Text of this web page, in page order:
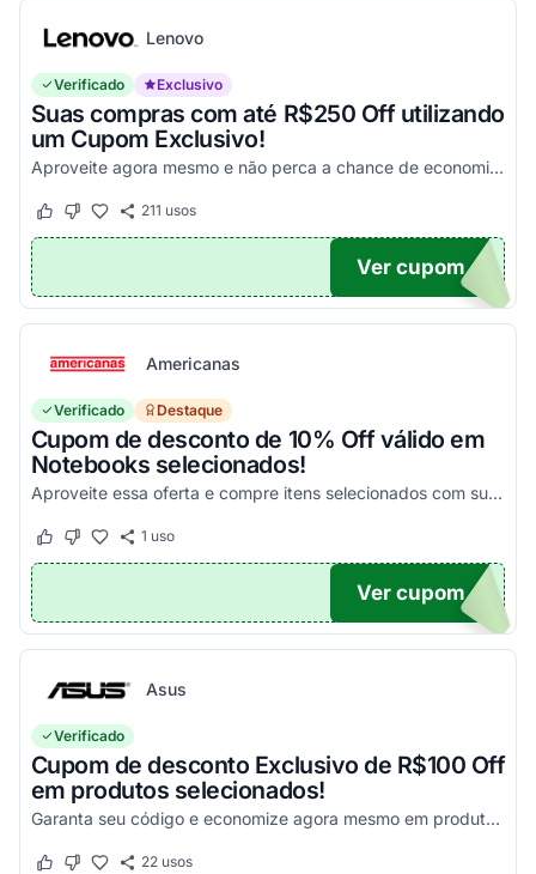
Lenovo
Verificado Exclusivo
Suas compras com até R$250 Off utilizando
um Cupom Exclusivo!
Aproveite agora mesmo e não perca a chance de economizar! 2.000,00 da R$50,00 de desconto R$3.000,00 da R$100,00 de desconto R$4.000,00 da R$150,00 de desconto R$5.000,00 da R$...
Este cupom funcionou
Este cupom não funcionou
211 usos
OM25
Ver cupom
Americanas
Verificado Destaque
Cupom de desconto de 10% Off válido em
Notebooks selecionados!
Aproveite essa oferta e compre itens selecionados com super desconto!
Este cupom funcionou
Este cupom não funcionou
1 uso
10
Ver cupom
Asus
Verificado
Cupom de desconto Exclusivo de R$100 Off
em produtos selecionados!
Garanta seu código e economize agora mesmo em produtos selecionados!
Este cupom funcionou
Este cupom não funcionou
22usos